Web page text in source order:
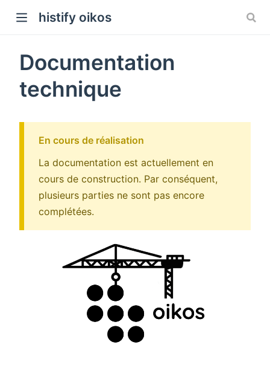
histify oikos
Documentation
technique
En cours de réalisation
La documentation est actuellement en
cours de construction. Par conséquent,
plusieurs parties ne sont pas encore
complétées.